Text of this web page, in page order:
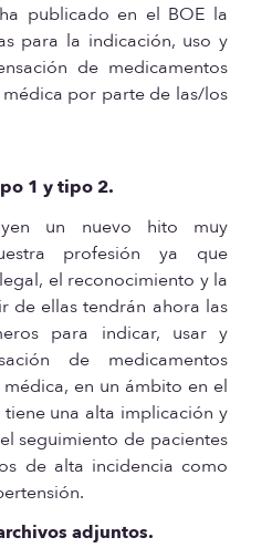
publicado en el BOE la
para la indicación, uso y
de medicamentos
por parte de las/los
1 y tipo 2.
un nuevo hito muy
profesión ya que
el reconocimiento y la
de ellas tendrán ahora las
para indicar, usar y
de medicamentos
en un ámbito en el
una alta implicación y
seguimiento de pacientes
de alta incidencia como
adjuntos.